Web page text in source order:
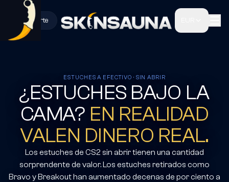
Soporte
ESTUCHES A EFECTIVO · SIN ABRIR
¿ESTUCHES BAJO LA
CAMA? EN REALIDAD
VALEN DINERO REAL.
Los estuches de CS2 sin abrir tienen una cantidad
sorprendente de valor. Los estuches retirados como
Bravo y Breakout han aumentado decenas de por ciento a